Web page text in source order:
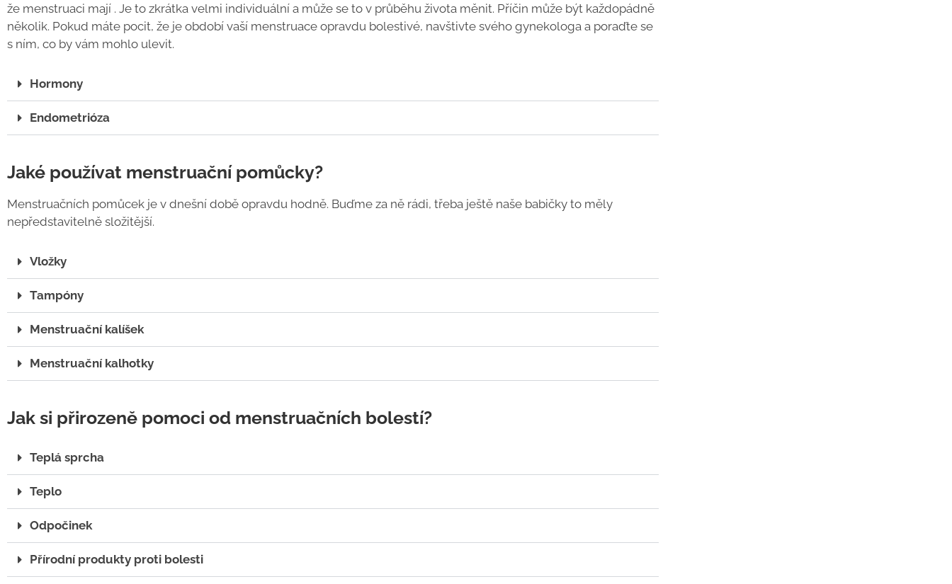
že menstruaci mají . Je to zkrátka velmi individuální a může se to v průběhu života měnit. Příčin může být každopádně
několik. Pokud máte pocit, že je období vaší menstruace opravdu bolestivé, navštivte svého gynekologa a poraďte se
s ním, co by vám mohlo ulevit.
Hormony
Endometrióza
Jaké používat menstruační pomůcky?
Menstruačních pomůcek je v dnešní době opravdu hodně. Buďme za ně rádi, třeba ještě naše babičky to měly
nepředstavitelně složitější.
Vložky
Tampóny
Menstruační kalíšek
Menstruační kalhotky
Jak si přirozeně pomoci od menstruačních bolestí?
Teplá sprcha
Teplo
Odpočinek
Přírodní produkty proti bolesti